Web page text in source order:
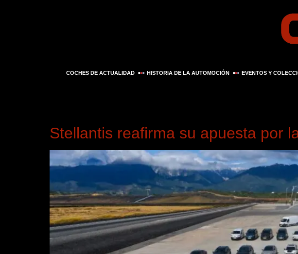
COCHES DE ACTUALIDAD HISTORIA DE LA AUTOMOCIÓN EVENTOS Y
Stellantis reafirma su apuesta por